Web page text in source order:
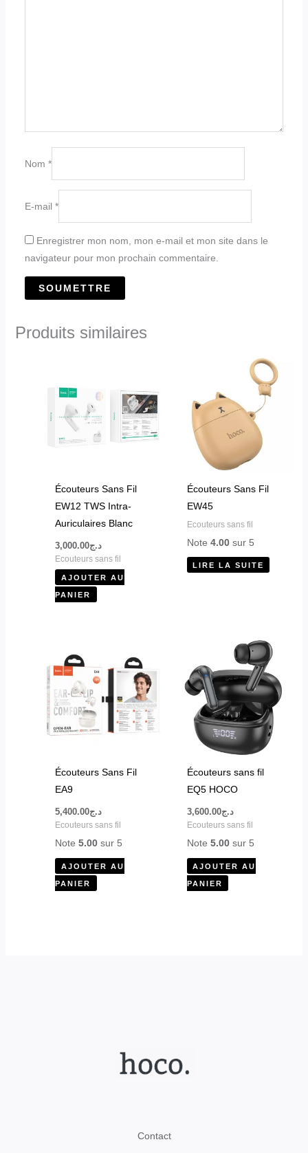
Nom *
E-mail *
Enregistrer mon nom, mon e-mail et mon site dans le
navigateur pour mon prochain commentaire.
Produits similaires
Écouteurs Sans Fil
EW12 TWS Intra-
Auriculaires Blanc
د.ج3,000.00
Ecouteurs sans fil
AJOUTER AU
PANIER
Écouteurs Sans Fil
EW45
Ecouteurs sans fil
Note 4.00sur 5
LIRE LA SUITE
Écouteurs Sans Fil
EA9
د.ج5,400.00
Ecouteurs sans fil
Note5.00 sur 5
AJOUTER AU
PANIER
Écouteurs sans fil
EQ5 HOCO
د.ج3,600.00
Ecouteurs sans fil
Note 5.00sur 5
AJOUTER AU
PANIER
Contact